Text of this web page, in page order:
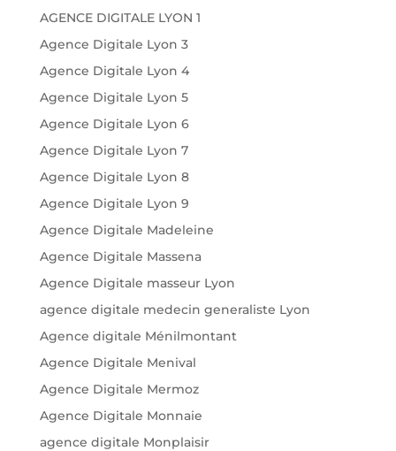
AGENCE DIGITALE LYON 1
Agence Digitale Lyon 3
Agence Digitale Lyon 4
Agence Digitale Lyon 5
Agence Digitale Lyon 6
Agence Digitale Lyon 7
Agence Digitale Lyon 8
Agence Digitale Lyon 9
Agence Digitale Madeleine
Agence Digitale Massena
Agence Digitale masseur Lyon
agence digitale medecin generaliste Lyon
Agence digitale Ménilmontant
Agence Digitale Menival
Agence Digitale Mermoz
Agence Digitale Monnaie
agence digitale Monplaisir